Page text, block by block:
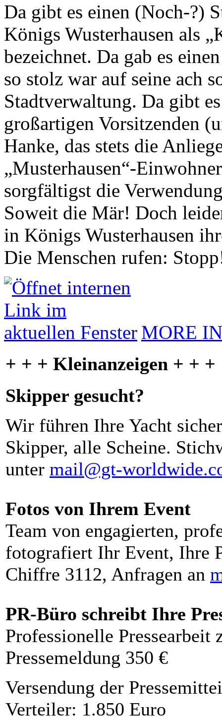
Da gibt es einen (Noch-?)
Königs Wusterhausen als
bezeichnet. Da gab es
so stolz war auf seine ach
Stadtverwaltung. Da gibt
großartigen Vorsitzenden
Hanke, das stets die
„Musterhausen“-
sorgfältigst die
Soweit die Mär! Doch
in Königs Wusterhausen
Die Menschen rufen:
MORE
+ + + Kleinanzeigen + + +
Skipper gesucht?
Wir führen Ihre Yacht
Skipper, alle Scheine.
unter mail@gt-
Fotos von Ihrem Event
Team von engagierten,
fotografiert Ihr Event, Ihre
Chiffre 3112, Anfragen an
PR-Büro schreibt Ihre
Professionelle Pressearbeit
Pressemeldung 350 €
Versendung der
Verteiler: 1.850 Euro